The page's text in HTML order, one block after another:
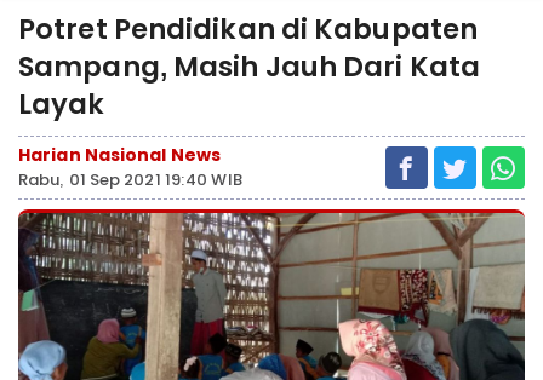
Potret Pendidikan di Kabupaten
Sampang, Masih Jauh Dari Kata
Layak
Harian Nasional News
Rabu, 01 Sep 2021 19:40 WIB